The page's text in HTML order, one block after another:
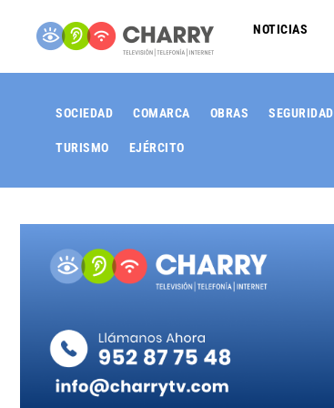
NOTICIAS
SOCIEDAD COMARCA OBRAS SEGURIDAD
TURISMO EJÉRCITO